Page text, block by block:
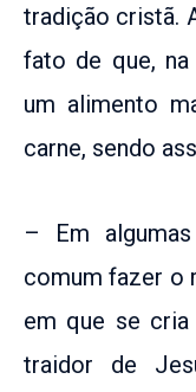
tradição cristã.
fato de que, na
um alimento
carne, sendo
– Em
comum fazer o
em que se cria
traidor de